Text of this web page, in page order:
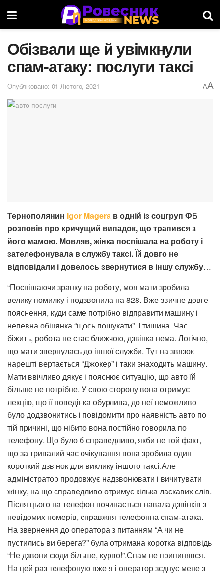
Обізвали ще й увімкнули
спам-атаку: послуги таксі
Опубліковано: 01 Лютого, 2021 AA
Тернополянин Igor Magera в одній із соцгруп ФБ
розповів про кричущий випадок, що трапився з
його мамою. Мовляв, жінка поспішала на роботу і
зателефонувала в службу таксі. Їй довго не
відповідали і довелось звернутися в іншу службу…
“Поспішаючи зранку на роботу, моя мати зробила
велику помилку і подзвонила на 828. Вже звичне довге
пояснення, куди саме потрібно відправити машину і
непевна обіцянка “щось пошукати”. І тишина. Час
біжить, робота не стає ближчою, дзвінка нема. Логічно,
що мати звернулась до іншої служби. Тут на звязок
нарешті вертається “Джокер” і таки знаходить машину.
Мати ввічливо дякує і пояснює ситуацію, що авто їй
більше не потрібне. У свою сторону вона отримує
лекцію, що її поведінка обурлива, до неї неможливо
було додзвонитись і повідомити про наявність авто по
тій причині, що нібито вона постійно говорила по
телефону. Що було б справедливо, якби не той факт,
що за тривалий час очікування вона зробила один
короткий дзвінок для виклику іншого таксі.Але
адміністратор продовжує надзвонювати і вичитувати
жінку, на що справедливо отримує кілька ласкавих слів.
Після цього на телефон починається навала дзвінків з
невідомих номерів, справжня телефонна спам-атака.
На звернення до оператора з питанням “А чи не
пустились ви берега?” була отримана коротка відповідь
“Не дзвони сюди більше, курво!”.Спам не припинявся.
На цей раз телефоную вже я і оператор зєднує мене з